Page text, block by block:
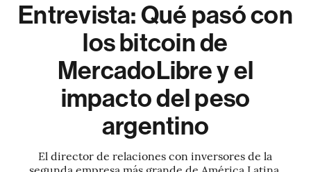
Entrevista: Qué pasó con
los bitcoin de
MercadoLibre y el
impacto del peso
argentino
El director de relaciones con inversores de la